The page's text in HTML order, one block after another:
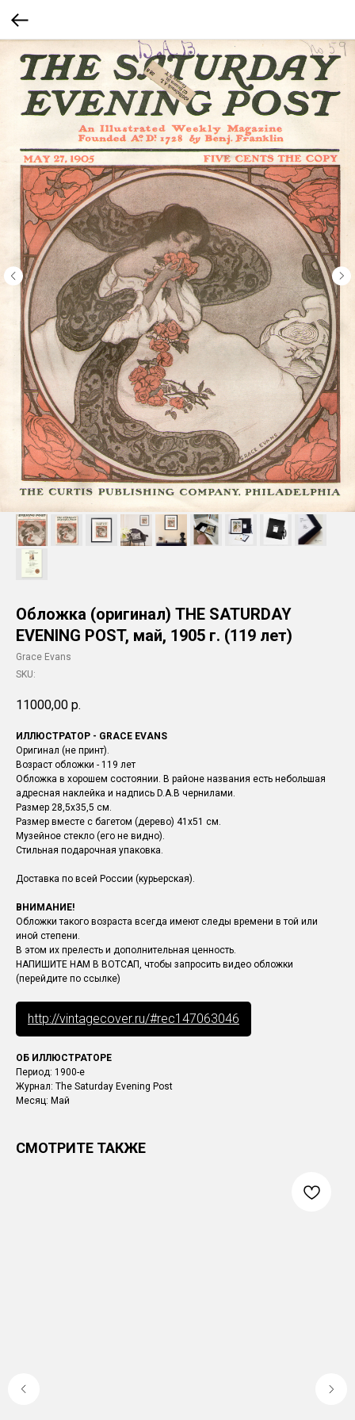
Обложка (оригинал) THE SATURDAY
EVENING POST, май, 1905 г. (119 лет)
Grace Evans
SKU:
11000,00 р.
ИЛЛЮСТРАТОР - GRACE EVANS
Оригинал (не принт).
Возраст обложки - 119 лет
Обложка в хорошем состоянии. В районе названия есть небольшая
адресная наклейка и надпись D.A.B чернилами.
Размер 28,5х35,5 см.
Размер вместе с багетом (дерево) 41х51 см.
Музейное стекло (его не видно).
Стильная подарочная упаковка.
Доставка по всей России (курьерская).
ВНИМАНИЕ!
Обложки такого возраста всегда имеют следы времени в той или
иной степени.
В этом их прелесть и дополнительная ценность.
НАПИШИТЕ НАМ В ВОТСАП, чтобы запросить видео обложки
(перейдите по ссылке)
http://vintagecover.ru/#rec147063046
ОБ ИЛЛЮСТРАТОРЕ
Период: 1900-е
Журнал: The Saturday Evening Post
Месяц: Май
СМОТРИТЕ ТАКЖЕ